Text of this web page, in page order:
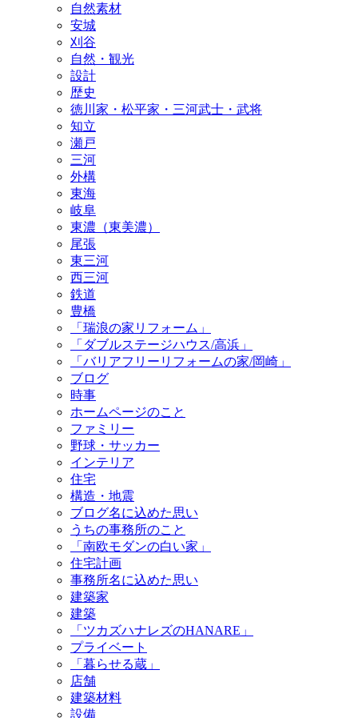
自然素材
安城
刈谷
自然・観光
設計
歴史
徳川家・松平家・三河武士・武将
知立
瀬戸
三河
外構
東海
岐阜
東濃（東美濃）
尾張
東三河
西三河
鉄道
豊橋
「瑞浪の家リフォーム」
「ダブルステージハウス/高浜」
「バリアフリーリフォームの家/岡崎」
ブログ
時事
ホームページのこと
ファミリー
野球・サッカー
インテリア
住宅
構造・地震
ブログ名に込めた思い
うちの事務所のこと
「南欧モダンの白い家」
住宅計画
事務所名に込めた思い
建築家
建築
「ツカズハナレズのHANARE」
プライベート
「暮らせる蔵」
店舗
建築材料
設備